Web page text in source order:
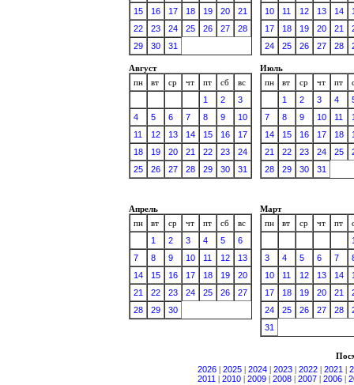
15
16 17 18 19 20
21
22
23 24 25 26 27
28
29
30 31
10
11 12 13 14
17
18 19 20 21
24
25 26 27 28
Август
пн
вт ср чт пт сб
вс
1
2
3
4
5 6 7 8 9
10
11
12 13 14 15 16
17
18
19 20 21 22 23
24
25
26 27 28 29 30 31
Июль
пн
вт ср чт пт
1
2 3 4
7
8 9 10 11
14
15 16 17 18
21
22 23 24 25
28
29 30 31
Апрель
пн
вт ср чт пт сб
вс
1
2 3 4 5
6
7
8 9 10 11 12
13
14
15 16 17 18 19
20
21
22 23 24 25 26
27
28
29 30
Март
пн
вт ср чт пт
3
4 5 6 7
10
11 12 13 14
17
18 19 20 21
24
25 26 27 28
31
2026
2025 2024 2023 2022 2021
2011
2010 2009 2008 2007 2006